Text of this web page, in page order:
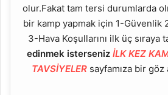
olur.Fakat tam tersi durumlarda
bir kamp yapmak için 1-Güvenlik
3-Hava Koşullarını ilk üç sıraya
edinmek isterseniz İLK KEZ
TAVSİYELER sayfamıza bir göz